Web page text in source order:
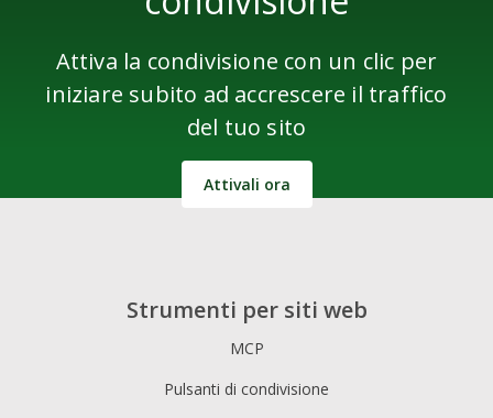
Attiva la condivisione con un clic per
iniziare subito ad accrescere il traffico
del tuo sito
Attivali ora
Strumenti per siti web
MCP
Pulsanti di condivisione